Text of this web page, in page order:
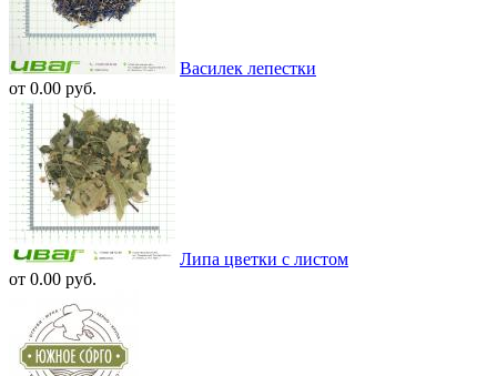
Василек лепестки
от 0.00 руб.
Липа цветки с листом
от 0.00 руб.